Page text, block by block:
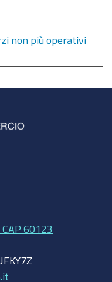
non più operativi
60123